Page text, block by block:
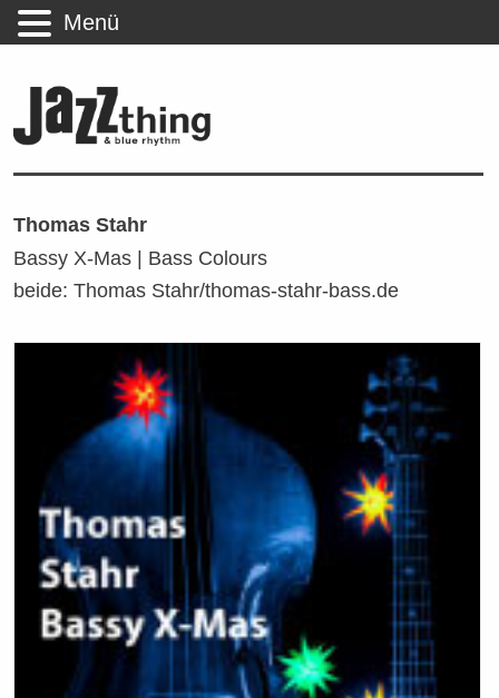
Thomas Stahr
Bassy X-Mas | Bass Colours
beide: Thomas Stahr/thomas-stahr-bass.de
Menü